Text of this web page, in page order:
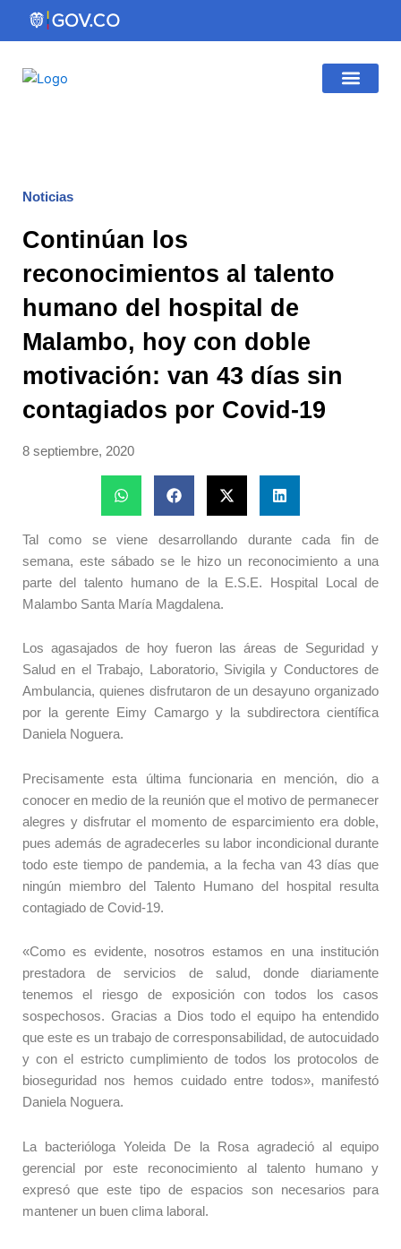
Noticias
Continúan los
reconocimientos al talento
humano del hospital de
Malambo, hoy con doble
motivación: van 43 días sin
contagiados por Covid-19
8 septiembre, 2020
Tal como se viene desarrollando durante cada fin de
semana, este sábado se le hizo un reconocimiento a una
parte del talento humano de la E.S.E. Hospital Local de
Malambo Santa María Magdalena.
Los agasajados de hoy fueron las áreas de Seguridad y
Salud en el Trabajo, Laboratorio, Sivigila y Conductores de
Ambulancia, quienes disfrutaron de un desayuno organizado
por la gerente Eimy Camargo y la subdirectora científica
Daniela Noguera.
Precisamente esta última funcionaria en mención, dio a
conocer en medio de la reunión que el motivo de permanecer
alegres y disfrutar el momento de esparcimiento era doble,
pues además de agradecerles su labor incondicional durante
todo este tiempo de pandemia, a la fecha van 43 días que
ningún miembro del Talento Humano del hospital resulta
contagiado de Covid-19.
«Como es evidente, nosotros estamos en una institución
prestadora de servicios de salud, donde diariamente
tenemos el riesgo de exposición con todos los casos
sospechosos. Gracias a Dios todo el equipo ha entendido
que este es un trabajo de corresponsabilidad, de autocuidado
y con el estricto cumplimiento de todos los protocolos de
bioseguridad nos hemos cuidado entre todos», manifestó
Daniela Noguera.
La bacterióloga Yoleida De la Rosa agradeció al equipo
gerencial por este reconocimiento al talento humano y
expresó que este tipo de espacios son necesarios para
mantener un buen clima laboral.